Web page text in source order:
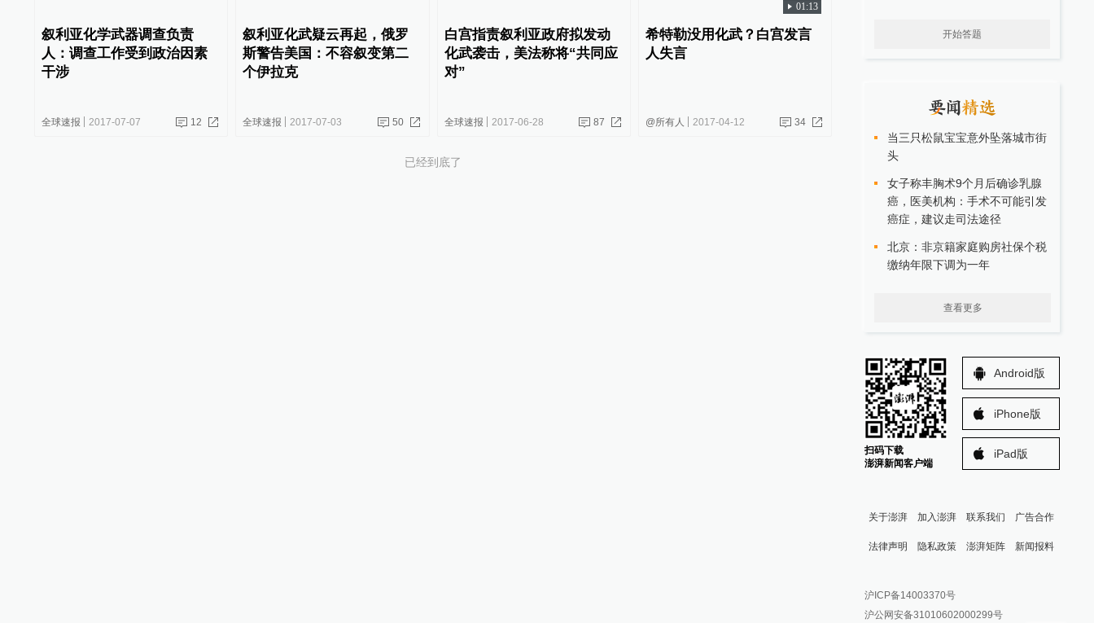
叙利亚化学武器调查负责
人：调查工作受到政治因素
干涉
全球速报 2017-07-07 12
叙利亚化武疑云再起，俄罗
斯警告美国：不容叙变第二
个伊拉克
全球速报 2017-07-03 50
白宫指责叙利亚政府拟发动
化武袭击，美法称将“共同应
对”
全球速报 2017-06-28 87
01:13
希特勒没用化武？白宫发言
人失言
@所有人 2017-04-12 34
已经到底了
开始答题
当三只松鼠宝宝意外坠落城市街
头
女子称丰胸术9个月后确诊乳腺
癌，医美机构：手术不可能引发
癌症，建议走司法途径
北京：非京籍家庭购房社保个税
缴纳年限下调为一年
查看更多
扫码下载
澎湃新闻客户端
Android版
iPhone版
iPad版
关于澎湃 加入澎湃 联系我们 广告合作
法律声明 隐私政策 澎湃矩阵
澎湃新闻公众号
新闻报料
报料邮箱: news@thepaper.cn
沪ICP备14003370号
沪公网安备31010602000299号